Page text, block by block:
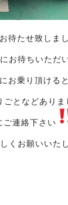
待たせ致しま
お待ちいただ
お乗り頂ける
ごとなどありま
ご連絡下さい
くお願いいた